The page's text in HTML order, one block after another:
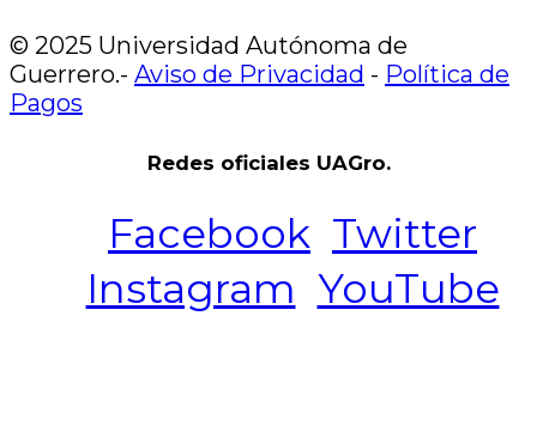
© 2025 Universidad Autónoma de
Guerrero.- Aviso de Privacidad - Política de
Pagos
Redes oficiales UAGro.
Facebook Twitter
Instagram YouTube